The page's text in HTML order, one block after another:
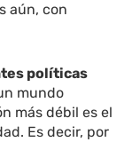
aún, con
políticas
mundo
más débil es el
Es decir, por